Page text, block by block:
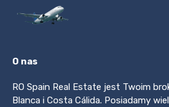
O nas
RO Spain Real Estate jest Twoim
Blanca i Costa Cálida. Posiadamy